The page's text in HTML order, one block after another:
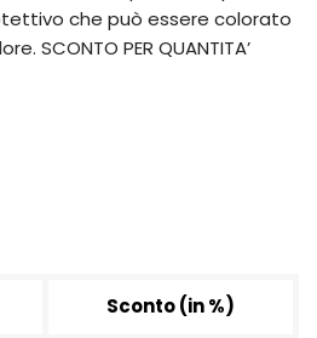
che può essere colorato
SCONTO PER QUANTITA’
Sconto (in %)